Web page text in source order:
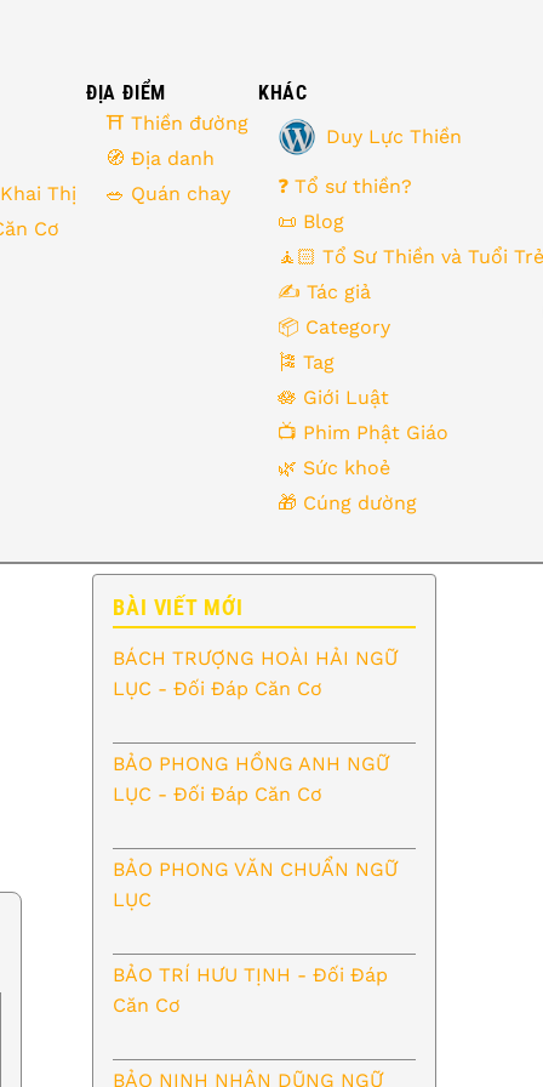
Thị
Cơ
ĐỊA ĐIỂM
⛩ Thiền đường
🧭 Địa danh
🥗 Quán chay
KHÁC
Duy Lực Thiền
❓ Tổ sư thiền?
📜 Blog
🧘🏻 Tổ Sư Thiền và Tuổi Trẻ
✍️ Tác giả
📦 Category
🎏 Tag
🪷 Giới Luật
📺 Phim Phật Giáo
🌿️ Sức khoẻ
🎁️ Cúng dường
BÀI VIẾT MỚI
BÁCH TRƯỢNG HOÀI HẢI NGỮ
LỤC - Đối Đáp Căn Cơ
BẢO PHONG HỒNG ANH NGỮ
LỤC - Đối Đáp Căn Cơ
BẢO PHONG VĂN CHUẨN NGỮ
LỤC
BẢO TRÍ HƯU TỊNH - Đối Đáp
Căn Cơ
BẢO NINH NHÂN DŨNG NGỮ